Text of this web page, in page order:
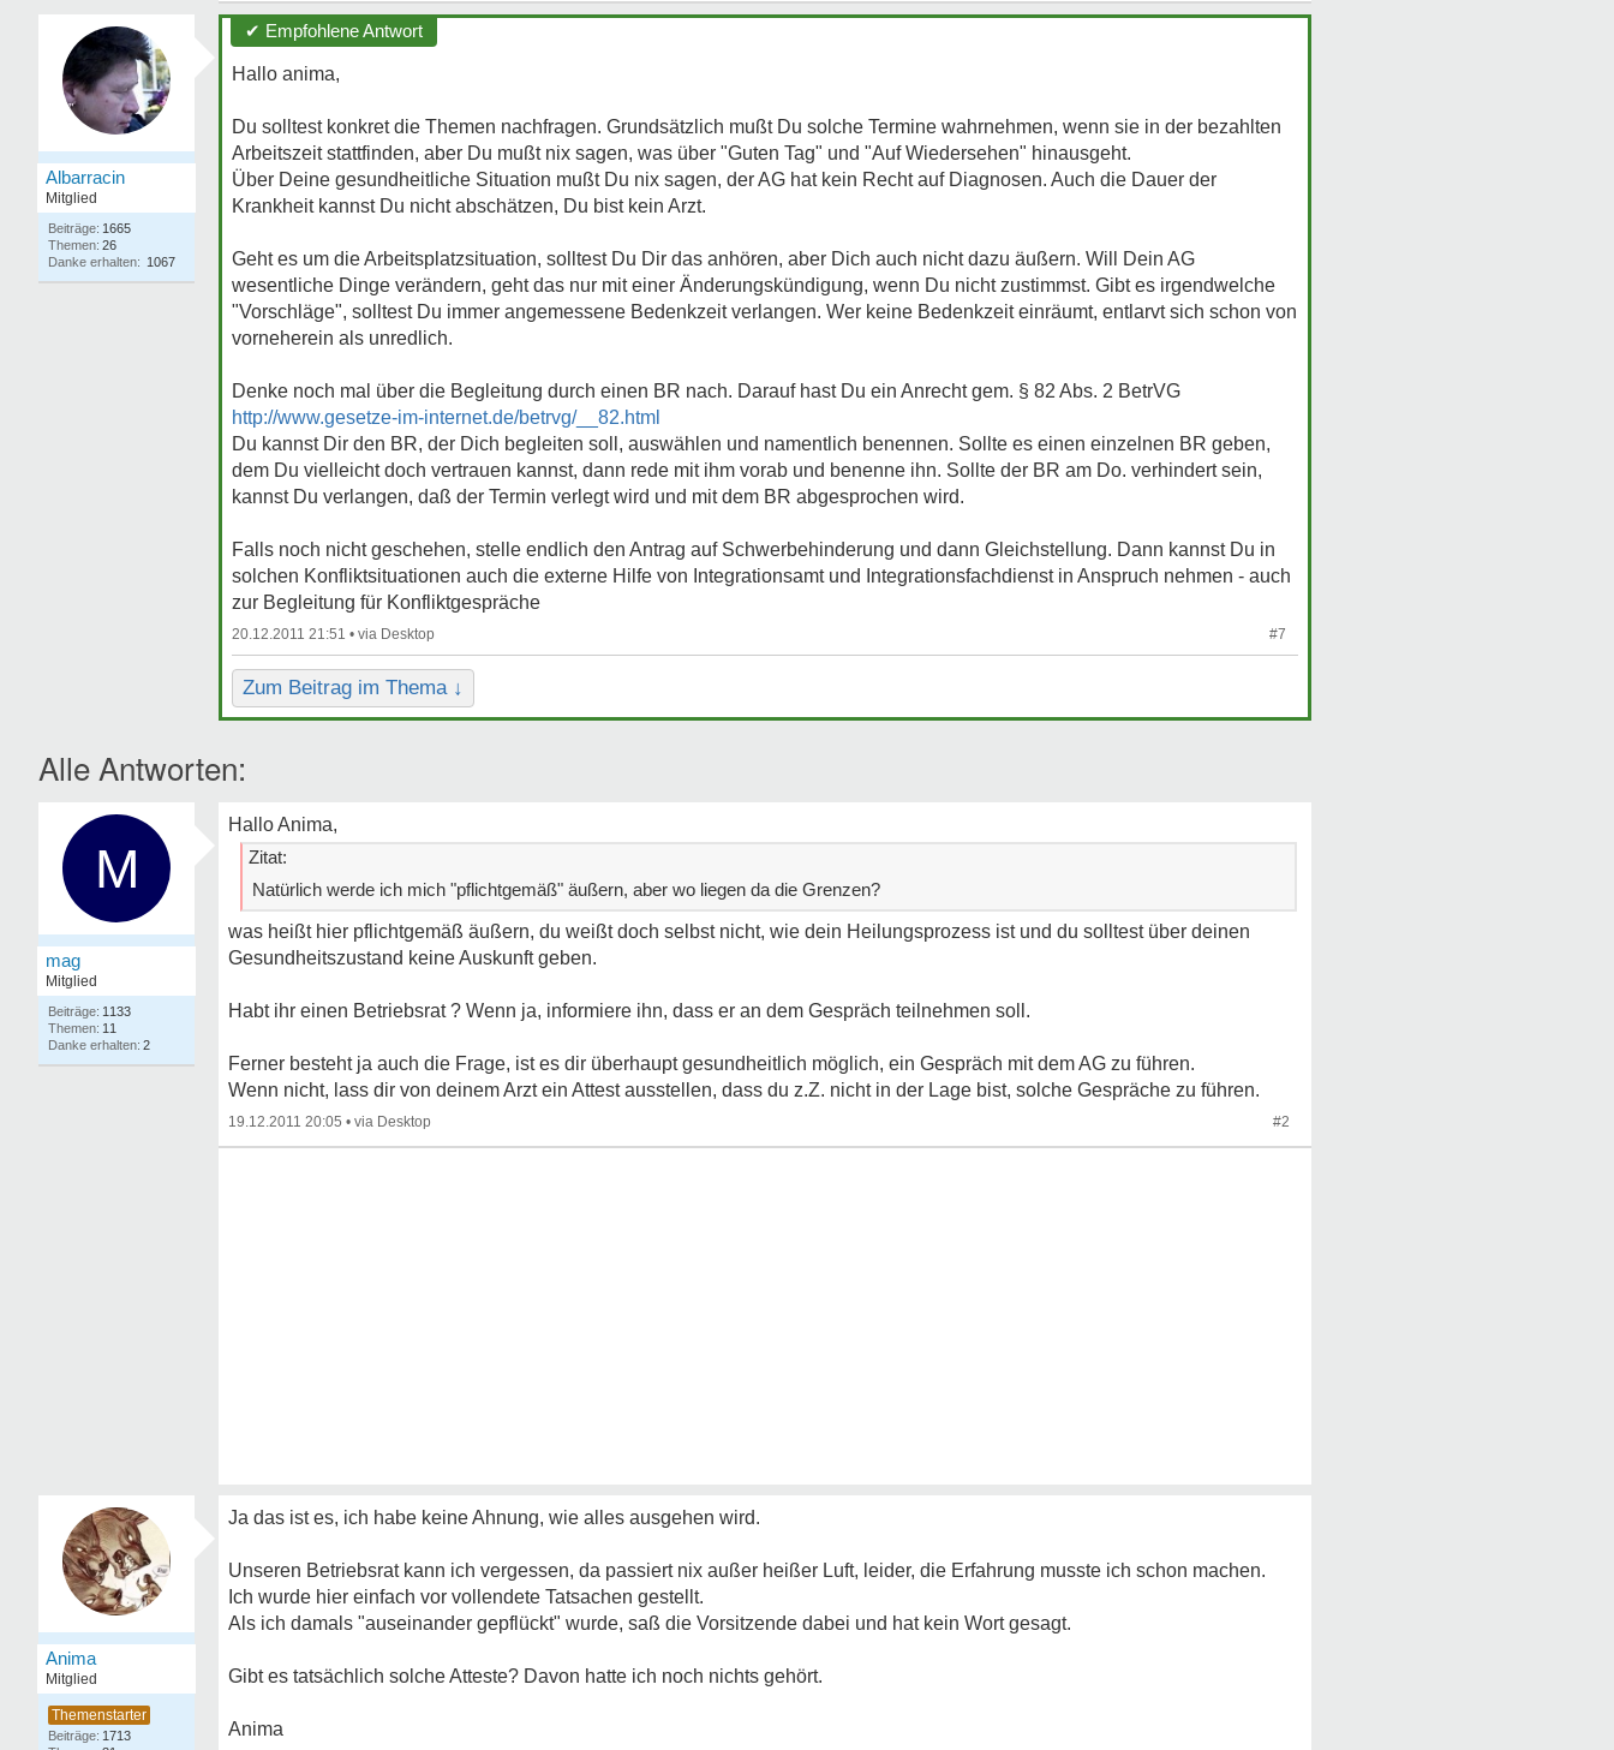
Albarracin
Mitglied
Beiträge: 1665
Themen: 26
Danke erhalten: 1067
✔ Empfohlene Antwort
Hallo anima,
Du solltest konkret die Themen nachfragen. Grundsätzlich mußt Du solche Termine wahrnehmen, wenn sie in der bezahlten
Arbeitszeit stattfinden, aber Du mußt nix sagen, was über "Guten Tag" und "Auf Wiedersehen" hinausgeht.
Über Deine gesundheitliche Situation mußt Du nix sagen, der AG hat kein Recht auf Diagnosen. Auch die Dauer der
Krankheit kannst Du nicht abschätzen, Du bist kein Arzt.
Geht es um die Arbeitsplatzsituation, solltest Du Dir das anhören, aber Dich auch nicht dazu äußern. Will Dein AG
wesentliche Dinge verändern, geht das nur mit einer Änderungskündigung, wenn Du nicht zustimmst. Gibt es irgendwelche
"Vorschläge", solltest Du immer angemessene Bedenkzeit verlangen. Wer keine Bedenkzeit einräumt, entlarvt sich schon von
vorneherein als unredlich.
Denke noch mal über die Begleitung durch einen BR nach. Darauf hast Du ein Anrecht gem. § 82 Abs. 2 BetrVG
http://www.gesetze-im-internet.de/betrvg/__82.html
Du kannst Dir den BR, der Dich begleiten soll, auswählen und namentlich benennen. Sollte es einen einzelnen BR geben,
dem Du vielleicht doch vertrauen kannst, dann rede mit ihm vorab und benenne ihn. Sollte der BR am Do. verhindert sein,
kannst Du verlangen, daß der Termin verlegt wird und mit dem BR abgesprochen wird.
Falls noch nicht geschehen, stelle endlich den Antrag auf Schwerbehinderung und dann Gleichstellung. Dann kannst Du in
solchen Konfliktsituationen auch die externe Hilfe von Integrationsamt und Integrationsfachdienst in Anspruch nehmen - auch
zur Begleitung für Konfliktgespräche
20.12.2011 21:51 • #7
Zum Beitrag im Thema ↓
Alle Antworten:
M
mag
Mitglied
1133
11
2
Hallo Anima,
Zitat:
Natürlich werde ich mich "pflichtgemäß" äußern, aber wo liegen da die Grenzen?
was heißt hier pflichtgemäß äußern, du weißt doch selbst nicht, wie dein Heilungsprozess ist und du solltest über deinen
Gesundheitszustand keine Auskunft geben.
Habt ihr einen Betriebsrat ? Wenn ja, informiere ihn, dass er an dem Gespräch teilnehmen soll.
Ferner besteht ja auch die Frage, ist es dir überhaupt gesundheitlich möglich, ein Gespräch mit dem AG zu führen.
Wenn nicht, lass dir von deinem Arzt ein Attest ausstellen, dass du z.Z. nicht in der Lage bist, solche Gespräche zu führen.
19.12.2011 20:05 • #2
Anima
Mitglied
1713
Ja das ist es, ich habe keine Ahnung, wie alles ausgehen wird.
Unseren Betriebsrat kann ich vergessen, da passiert nix außer heißer Luft, leider, die Erfahrung musste ich schon machen.
Ich wurde hier einfach vor vollendete Tatsachen gestellt.
Als ich damals "auseinander gepflückt" wurde, saß die Vorsitzende dabei und hat kein Wort gesagt.
Gibt es tatsächlich solche Atteste? Davon hatte ich noch nichts gehört.
Anima